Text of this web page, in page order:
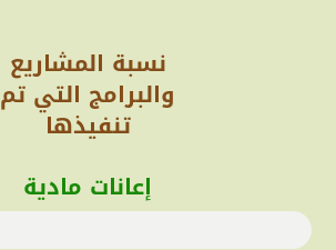
نسبة المشاريع
والبرامج التي تم
تنفيذها
إعانات مادية